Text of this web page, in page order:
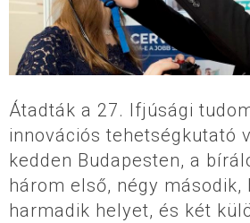
Átadták a 27. Ifjúsági
innovációs tehetségkutató
kedden Budapesten, a
három első, négy második,
harmadik helyet, és két